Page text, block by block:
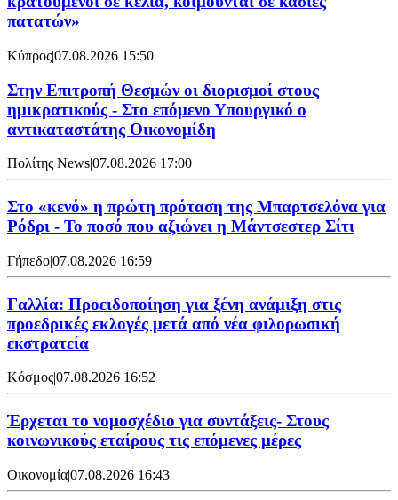
πατατών»
Κύπρος|07.08.2026 15:50
Στην Επιτροπή Θεσμών οι διορισμοί στους
ημικρατικούς - Στο επόμενο Υπουργικό ο
αντικαταστάτης Οικονομίδη
Πολίτης News|07.08.2026 17:00
Στο «κενό» η πρώτη πρόταση της Μπαρτσελόνα για
Ρόδρι - Το ποσό που αξιώνει η Μάντσεστερ Σίτι
Γήπεδο|07.08.2026 16:59
Γαλλία: Προειδοποίηση για ξένη ανάμιξη στις
προεδρικές εκλογές μετά από νέα φιλορωσική
εκστρατεία
Κόσμος|07.08.2026 16:52
Έρχεται το νομοσχέδιο για συντάξεις- Στους
κοινωνικούς εταίρους τις επόμενες μέρες
Οικονομία|07.08.2026 16:43